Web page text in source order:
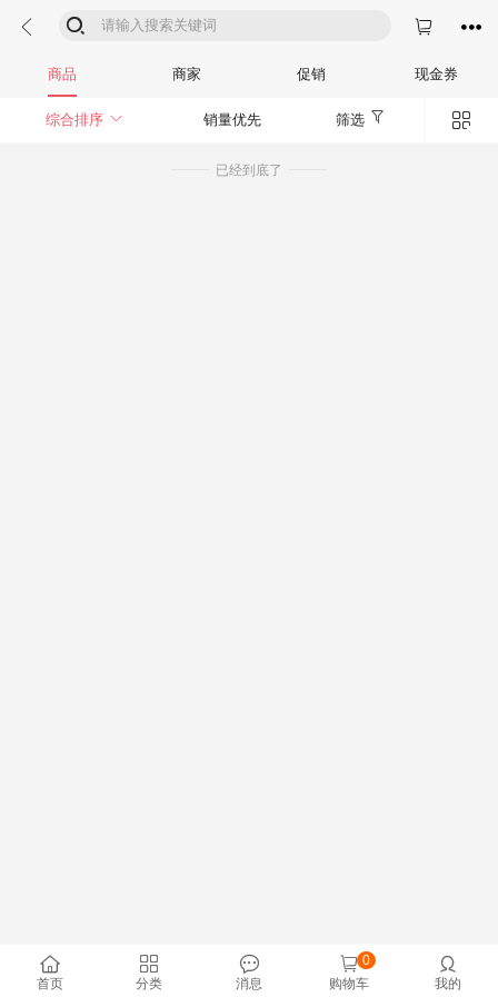
  

商品 商家 促销 现金券
综合排序  销量优先 筛选 
已经到底了

首页

分类

消息

购物车
0 
我的